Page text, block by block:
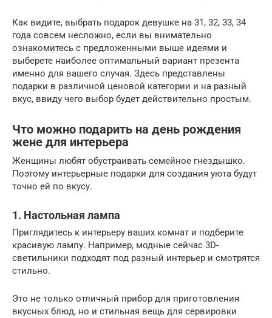
Как видите, выбрать подарок девушке на 31, 32, 33, 34
года совсем несложно, если вы внимательно
ознакомитесь с предложенными выше идеями и
выберете наиболее оптимальный вариант презента
именно для вашего случая. Здесь представлены
подарки в различной ценовой категории и на разный
вкус, ввиду чего выбор будет действительно простым.
Что можно подарить на день рождения
жене для интерьера
Женщины любят обустраивать семейное гнездышко.
Поэтому интерьерные подарки для создания уюта будут
точно ей по вкусу.
1. Настольная лампа
Приглядитесь к интерьеру ваших комнат и подберите
красивую лампу. Например, модные сейчас 3D-
светильники подходят под разный интерьер и смотрятся
стильно.
Это не только отличный прибор для приготовления
вкусных блюд, но и стильная вещь для сервировки